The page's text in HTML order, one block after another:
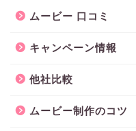
ムービー 口コミ
キャンペーン情報
他社比較
ムービー制作のコツ